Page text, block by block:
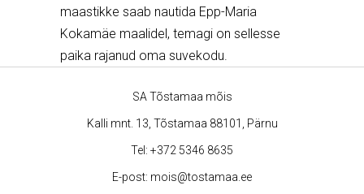
maastikke saab nautida Epp-Maria
Kokamäe maalidel, temagi on sellesse
paika rajanud oma suvekodu.
SA Tõstamaa mõis
Kalli mnt. 13, Tõstamaa 88101, Pärnu
Tel: +372 5346 8635
E-post: mois@tostamaa.ee